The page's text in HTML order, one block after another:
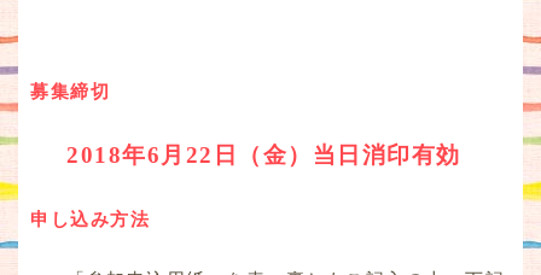
募集締切
2018年6月22日（金）当日消印有効
申し込み方法